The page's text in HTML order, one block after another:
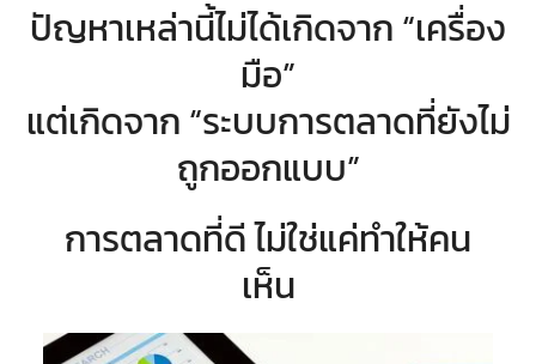
ปัญหาเหล่านี้ไม่ได้เกิดจาก “เครื่อง
มือ”
แต่เกิดจาก “ระบบการตลาดที่ยังไม่
ถูกออกแบบ”
การตลาดที่ดี ไม่ใช่แค่ทำให้คน
เห็น